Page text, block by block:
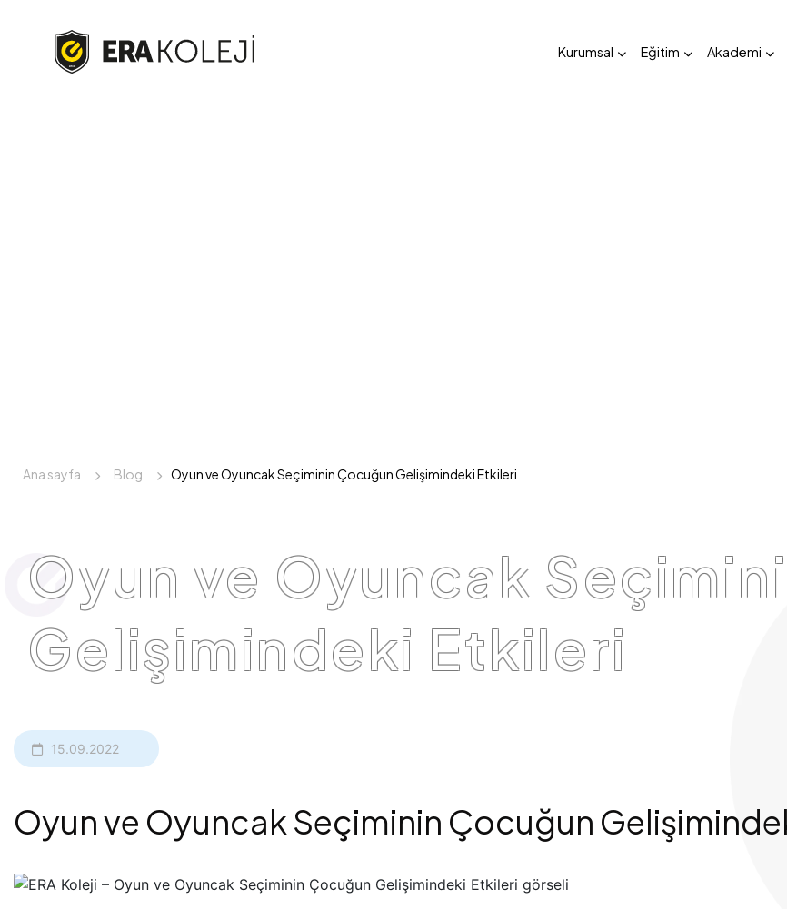
Kurumsal Eğitim Akademi
Ana sayfa Blog Oyun ve Oyuncak Seçiminin Çocuğun Gelişimindeki Etkileri
Oyun ve Oyuncak
Gelişimindeki Etkileri
15.09.2022
Oyun ve Oyuncak Seçiminin Çocuğun